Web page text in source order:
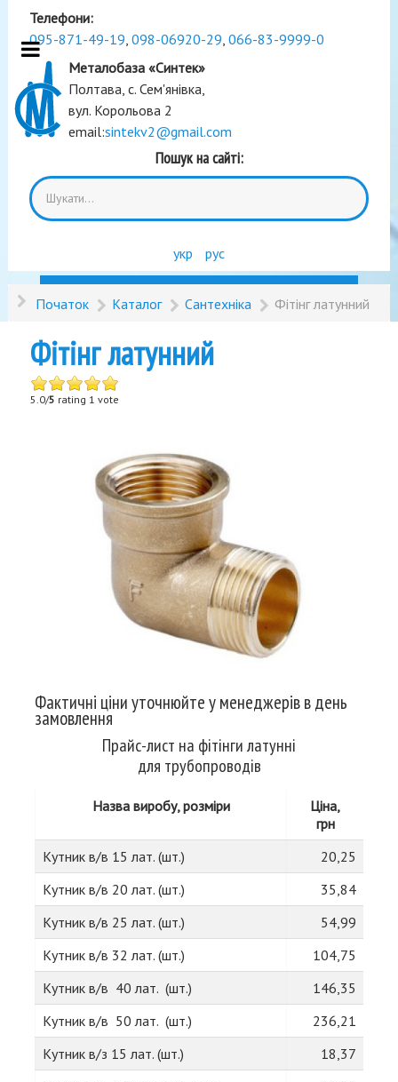
Телефони:
095-871-49-19, 098-06920-29, 066-83-9999-0
Металобаза «Синтек»
Полтава, с. Сем'янівка,
вул. Корольова 2
email:sintekv2@gmail.com
Пошук на сайті:
укр рус
Початок Каталог Сантехніка Фітінг латунний
Фітінг латунний
5.0/5 rating 1 vote
Фактичні ціни уточнюйте у менеджерів в день
замовлення
Прайс-лист на фітінги латунні
для трубопроводів
Назва виробу, розміри
Ціна,
грн
Кутник в/в 15 лат. (шт.)
20,25
Кутник в/в 20 лат. (шт.)
35,84
Кутник в/в 25 лат. (шт.)
54,99
Кутник в/в 32 лат. (шт.)
104,75
Кутник в/в 40 лат. (шт.)
146,35
Кутник в/в 50 лат. (шт.)
236,21
Кутник в/з 15 лат. (шт.)
18,37